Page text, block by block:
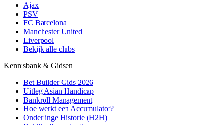
Ajax
PSV
FC Barcelona
Manchester United
Liverpool
Bekijk alle clubs
Kennisbank & Gidsen
Bet Builder Gids 2026
Uitleg Asian Handicap
Bankroll Management
Hoe werkt een Accumulator?
Onderlinge Historie (H2H)